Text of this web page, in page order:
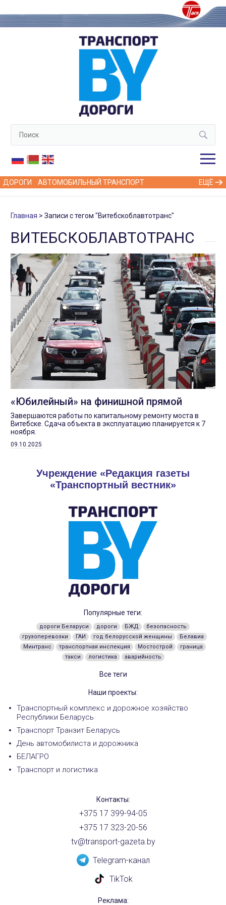
ДОРОГИ АВТОМОБИЛЬНЫЙ ТРАНСПОРТ ЕЩЁ
Главная Записи с тегом "Витебскоблавтотранс"
ВИТЕБСКОБЛАВТОТРАНС
«Юбилейный» на финишной прямой
Завершаются работы по капитальному ремонту моста в
Витебске. Сдача объекта в эксплуатацию планируется к 7
ноября.
09.10.2025
Учреждение «Редакция газеты
«Транспортный вестник»
Популярные теги:
дороги Беларуси дороги БЖД
безопасность
грузоперевозки
ГАИ год белорусской женщины
Белавиа
Минтранс
транспортная инспекция Мостострой
граница
такси
логистика аварийность
Все теги
Наши проекты:
Транспортный комплекс и дорожное хозяйство
Республики Беларусь
Транспорт Транзит Беларусь
День автомобилиста и дорожника
БЕЛАГРО
Транспорт и логистика
Контакты:
+375 17 399-94-05
+375 17 323-20-56
tv@transport-gazeta.by
Telegram-канал
TikTok
Реклама: